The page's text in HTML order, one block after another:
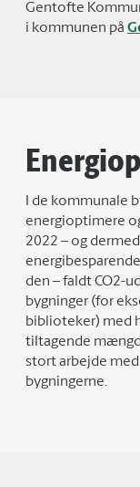
Gentofte
i kommunen på
I de kommunale
energioptimere
2022 – og
den – faldt CO2-
bygninger (for
biblioteker) med
tiltagende
stort arbejde
bygningerne.